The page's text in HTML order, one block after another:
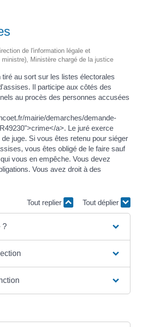
de l'information légale et
Ministère chargé de la justice
au sort sur les listes électorales
Il participe aux côtés des
au procès des personnes accusées
mairie/demarches/demande-
a>. Le juré exerce
juge. Si vous êtes retenu pour siéger
vous êtes obligé de le faire sauf
vous en empêche. Vous devez
Vous avez droit à des
Tout replier Tout déplier
?